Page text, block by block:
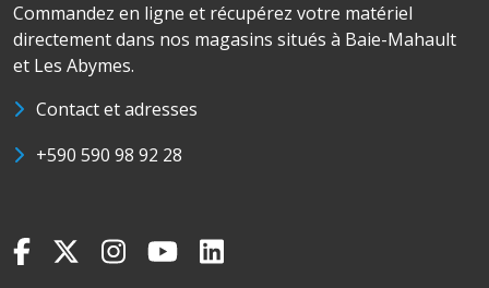
Commandez en ligne et récupérez votre matériel
directement dans nos magasins situés à Baie-Mahault
et Les Abymes.
Contact et adresses
+590 590 98 92 28